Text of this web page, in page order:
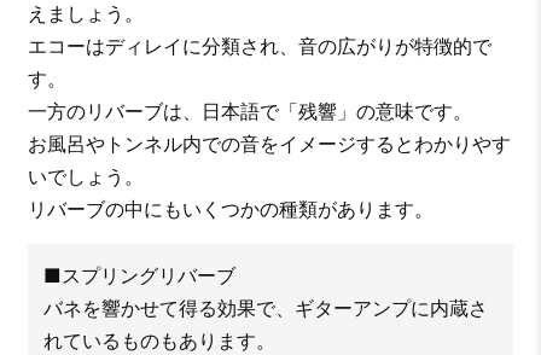
えましょう。
エコーはディレイに分類され、音の広がりが特徴的で
す。
一方のリバーブは、日本語で「残響」の意味です。
お風呂やトンネル内での音をイメージするとわかりやす
いでしょう。
リバーブの中にもいくつかの種類があります。
■スプリングリバーブ
バネを響かせて得る効果で、ギターアンプに内蔵さ
れているものもあります。